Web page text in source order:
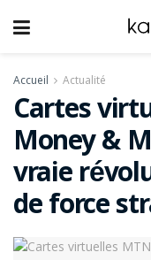
Accueil Actualité
Cartes
Money &
vraie
de force